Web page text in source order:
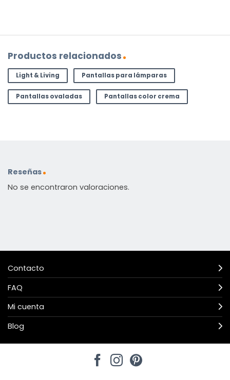
Productos relacionados
Light & Living Pantallas para lámparas
Pantallas ovaladas Pantallas color crema
Reseñas
No se encontraron valoraciones.
Contacto
FAQ
Mi cuenta
Blog